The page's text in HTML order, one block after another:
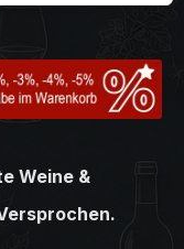
Weine &